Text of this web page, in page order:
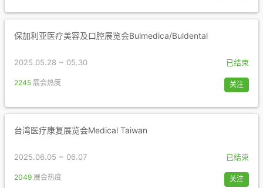
保加利亚医疗美容及口腔展览会Bulmedica/Buldental
2025.05.28 ~ 05.30 已结束
2245 展会热度 关注
台湾医疗康复展览会Medical Taiwan
2025.06.05 ~ 06.07 已结束
2049 展会热度 关注